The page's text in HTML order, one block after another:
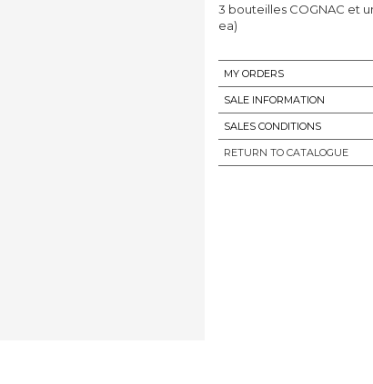
3 bouteilles COGNAC et
ea)
MY ORDERS
SALE INFORMATION
SALES CONDITIONS
RETURN TO CATALOGUE